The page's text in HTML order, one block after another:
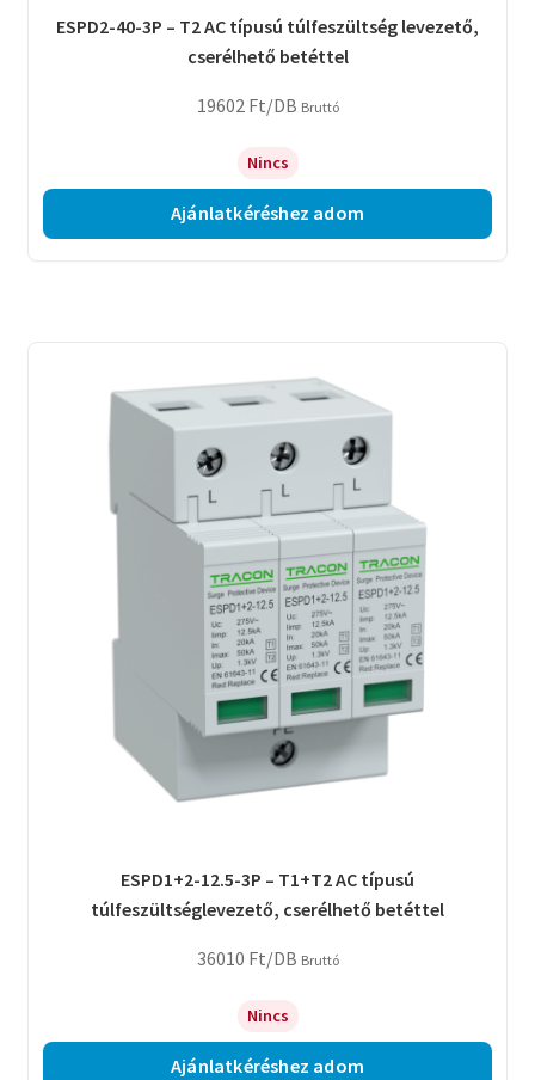
ESPD2-40-3P – T2 AC típusú túlfeszültség levezető,
cserélhető betéttel
19602 Ft/DB Bruttó
Nincs
Ajánlatkéréshez adom
ESPD1+2-12.5-3P – T1+T2 AC típusú
túlfeszültséglevezető, cserélhető betéttel
36010 Ft/DB Bruttó
Nincs
Ajánlatkéréshez adom